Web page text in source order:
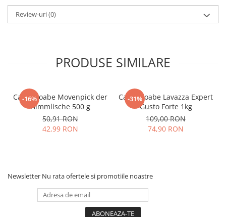
Review-uri(0)
PRODUSE SIMILARE
-16%
Cafea boabe Movenpick der
Himmlische 500 g
50,91 RON
42,99 RON
-31%
Cafea boabe Lavazza Expert
Gusto Forte 1kg
109,00 RON
74,90 RON
Newsletter Nu rata ofertele si promotiile noastre